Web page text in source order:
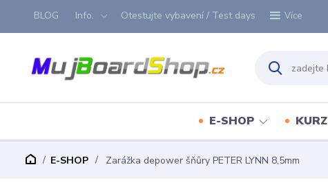
BLOG Info. Otestujte vybavení / Test days Více
E-SHOP KURZ
E-SHOP Zarážka depower šňůry PETER LYNN 8,5mm